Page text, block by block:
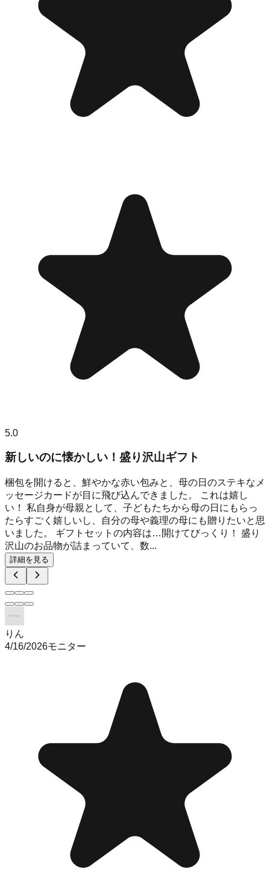
5.0
新しいのに懐かしい！盛り沢山ギフト
梱包を開けると、鮮やかな赤い包みと、母の日のステキなメ
ッセージカードが目に飛び込んできました。 これは嬉し
い！ 私自身が母親として、子どもたちから母の日にもらっ
たらすごく嬉しいし、自分の母や義理の母にも贈りたいと思
いました。 ギフトセットの内容は…開けてびっくり！ 盛り
沢山のお品物が詰まっていて、数...
詳細を見る
りん
4/16/2026モニター